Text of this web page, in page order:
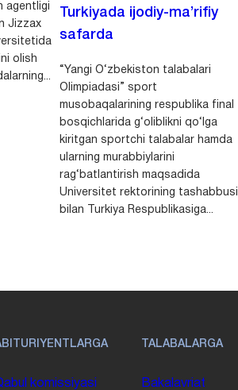
agentligi
Jizzax
olish
Turkiyada ijodiy-ma’rifiy
safarda
“Yangi O‘zbekiston talabalari
Olimpiadasi” sport
musobaqalarining respublika final
bosqichlarida g‘oliblikni qo‘lga
kiritgan sportchi talabalar hamda
ularning murabbiylarini
rag‘batlantirish maqsadida
Universitet rektorining tashabbusi
bilan Turkiya Respublikasiga...
komissiyasi
TALABALARGA
Bakalavriat